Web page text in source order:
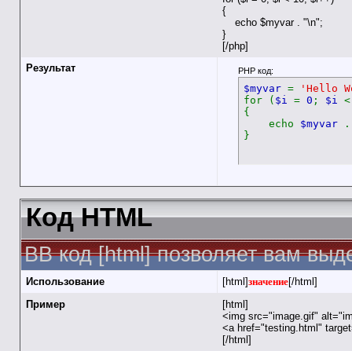
{
echo $myvar . "\n";
}
[/php]
Результат
PHP код:
$myvar =
'Hello
for ( $i = 0 ; $i
{
echo $myvar
}
Код HTML
BB код [html] позволяет вам
Использование [html]значение[/html]
Пример
[html]
<img src="image.gif"
<a href="testing.html"
[/html]